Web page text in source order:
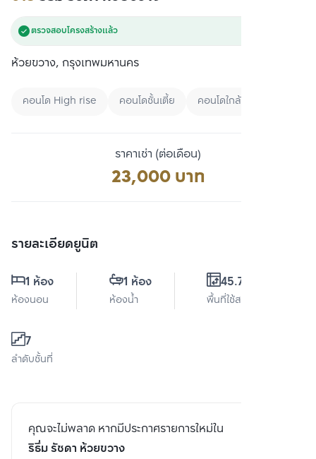
ตรวจสอบโครงสร้างแล้ว
ห้วยขวาง, กรุงเทพมหานคร
คอนโด High rise คอนโดชั้นเตี้ย คอนโดใกล้ MRT
ราคาเช่า (ต่อเดือน)
23,000 บาท
รายละเอียดยูนิต
1 ห้อง
ห้องนอน
1 ห้อง
ห้องน้ำ
45.79 ตร.ม.
พื้นที่ใช้สอย
7
ลำดับชั้นที่
คุณจะไม่พลาด หากมีประกาศรายการใหม่ใน
ริธึ่ม รัชดา ห้วยขวาง